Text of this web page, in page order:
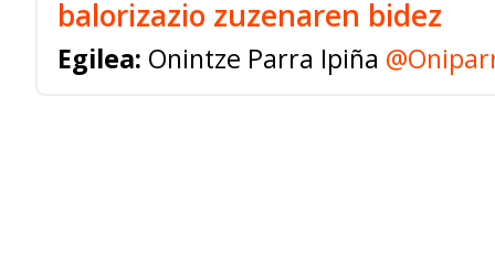
balorizazio zuzenaren bidez
Egilea: Onintze Parra Ipiña